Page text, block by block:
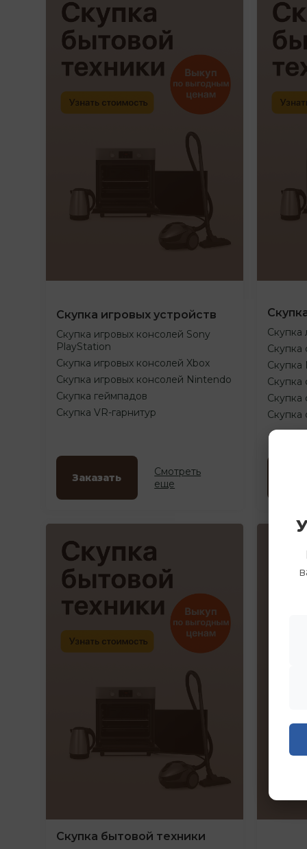
Скупка игровых устройств
Скупка игровых консолей Sony
PlayStation
Скупка игровых консолей Xbox
Скупка игровых консолей Nintendo
Скупка геймпадов
Скупка VR-гарнитур
Заказать
Смотреть
еще
Скупка
Скупка
Скупка
Скупка
Скупка
Скупка бытовой техники